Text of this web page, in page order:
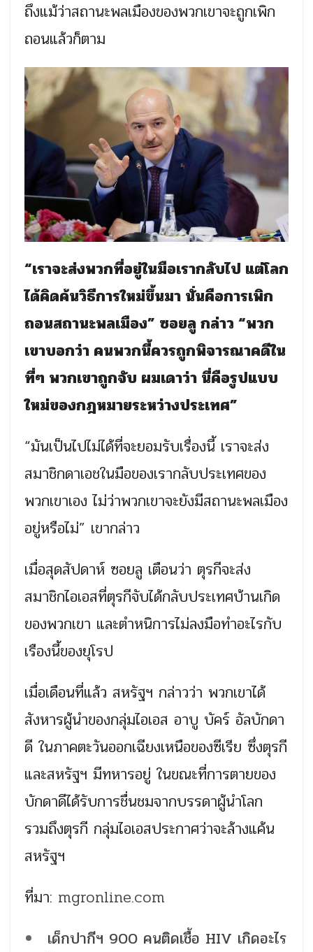
ถึงแม้ว่าสถานะพลเมืองของพวกเขาจะถูกเพิก
ถอนแล้วก็ตาม
“เราจะส่งพวกที่อยู่ในมือเรากลับไป แต่โลก
ได้คิดค้นวิธีการใหม่ขึ้นมา นั่นคือการเพิก
ถอนสถานะพลเมือง” ซอยลู กล่าว “พวก
เขาบอกว่า คนพวกนี้ควรถูกพิจารณาคดีใน
ที่ๆ พวกเขาถูกจับ ผมเดาว่า นี่คือรูปแบบ
ใหม่ของกฎหมายระหว่างประเทศ”
“มันเป็นไปไม่ได้ที่จะยอมรับเรื่องนี้ เราจะส่ง
สมาชิกดาเอชในมือของเรากลับประเทศของ
พวกเขาเอง ไม่ว่าพวกเขาจะยังมีสถานะพลเมือง
อยู่หรือไม่” เขากล่าว
เมื่อสุดสัปดาห์ ซอยลู เตือนว่า ตุรกีจะส่ง
สมาชิกไอเอสที่ตุรกีจับได้กลับประเทศบ้านเกิด
ของพวกเขา และตำหนิการไม่ลงมือทำอะไรกับ
เรืองนี้ของยุโรป
เมื่อเดือนที่แล้ว สหรัฐฯ กล่าวว่า พวกเขาได้
สังหารผู้นำของกลุ่มไอเอส อาบู บัคร์ อัลบักดา
ดี ในภาคตะวันออกเฉียงเหนือของซีเรีย ซึ่งตุรกี
และสหรัฐฯ มีทหารอยู่ ในขณะที่การตายของ
บักดาดีได้รับการชื่นชมจากบรรดาผู้นำโลก
รวมถึงตุรกี กลุ่มไอเอสประกาศว่าจะล้างแค้น
สหรัฐฯ
ที่มา: mgronline.com
เด็กปากีฯ 900 คนติดเชื้อ HIV เกิดอะไร